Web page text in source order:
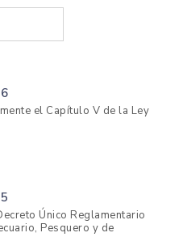
el Capítulo V de la Ley
Único Reglamentario
Pesquero y de